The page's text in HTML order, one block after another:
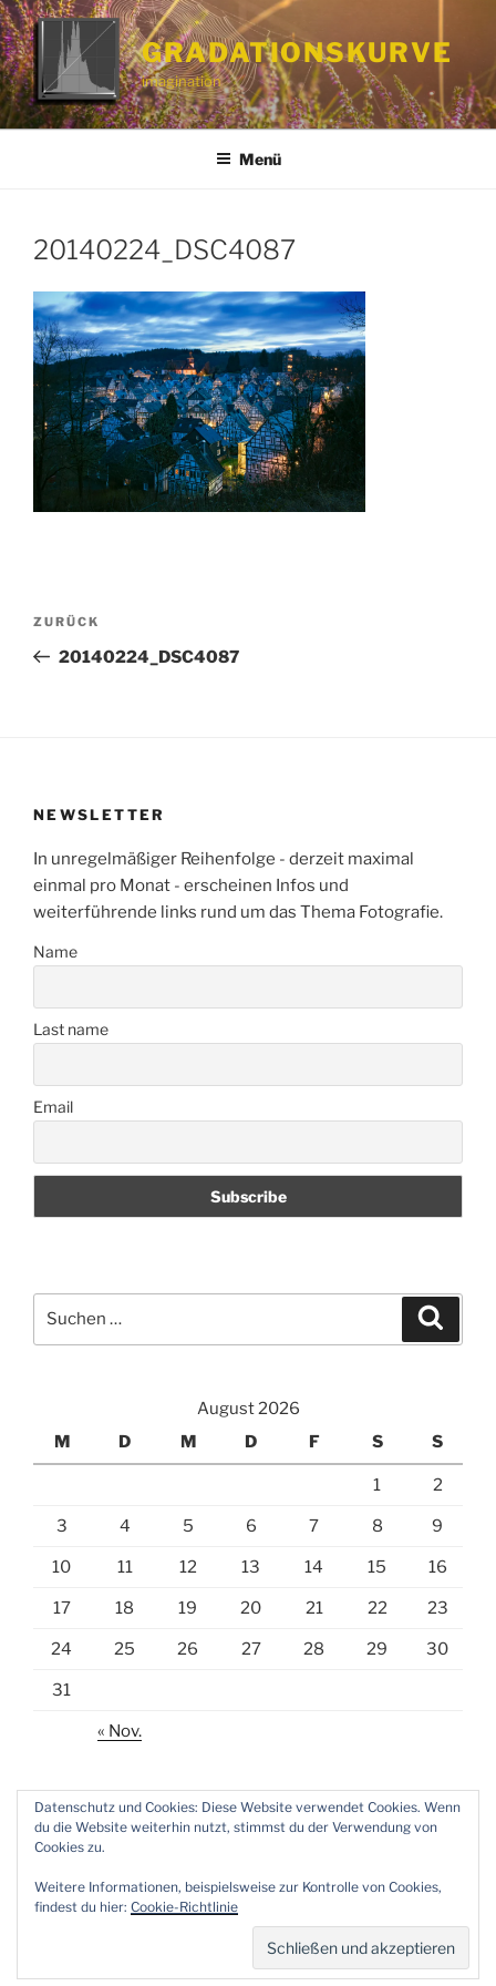
Zum
Inhalt
springen
GRADATIONSKURVE
imagination
Menü
20140224_DSC4087
Beitragsnavigation
Vorheriger
Beitrag
ZURÜCK
20140224_DSC4087
NEWSLETTER
In unregelmäßiger Reihenfolge - derzeit maximal
einmal pro Monat - erscheinen Infos und
weiterführende links rund um das Thema Fotografie.
Name
Last name
Email
nach:
August 2026
M
D M D F S S
1 2
3 4 5 6 7 8 9
10 11 12 13 14 15 16
17 18 19 20 21 22 23
24 25 26 27 28 29 30
31
« Nov.
Mail
Stolz präsentiert von WordPress
Datenschutz und Cookies: Diese Website verwendet Cookies. Wenn
du die Website weiterhin nutzt, stimmst du der Verwendung von
Cookies zu.
Weitere Informationen, beispielsweise zur Kontrolle von Cookies,
findest du hier: Cookie-Richtlinie